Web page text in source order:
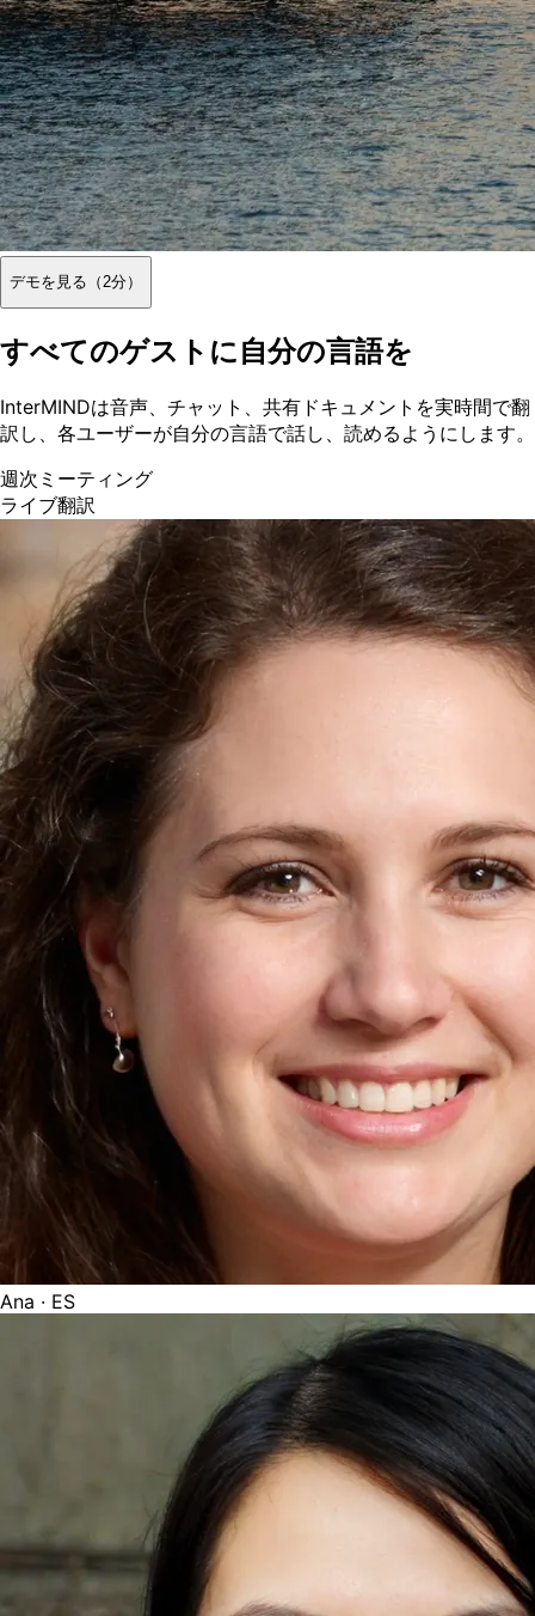
デモを見る（2分）
すべてのゲストに自分の言語を
InterMINDは音声、チャット、共有ドキュメントを実時間で翻
訳し、各ユーザーが自分の言語で話し、読めるようにします。
週次ミーティング
ライブ翻訳
Ana · ES